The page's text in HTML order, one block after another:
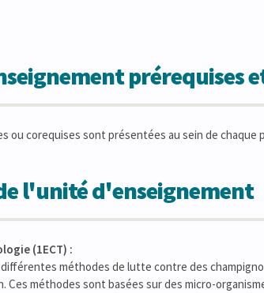
prérequises
ou corequises sont présentées au sein de chaque
l'unité d'enseignement
(1ECT) :
méthodes de lutte contre des
Ces méthodes sont basées sur des micro-